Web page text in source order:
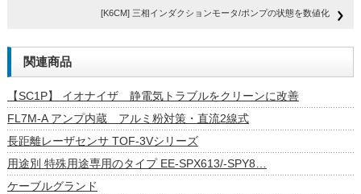
[K6CM] 三相インダクションモータ/ポンプの状態を数値化
関連商品
【SC1P】 イオナイザ 静電気トラブルをクリーンに改善
FL7M-A アンプ内蔵 アルミ粉対策・直流2線式
長距離レーザセンサ TOF-3Vシリーズ
用途別 特殊用途専用のタイプ EE-SPX613/-SPY8…
ケーブルグランド